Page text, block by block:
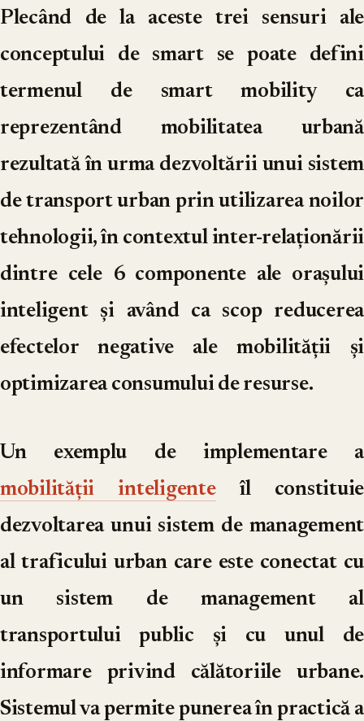
Plecând de la aceste trei sensuri ale
conceptului de smart se poate defini
termenul de smart mobility ca
reprezentând mobilitatea urbană
rezultată în urma dezvoltării unui sistem
de transport urban prin utilizarea noilor
tehnologii, în contextul inter-relaționării
dintre cele 6 componente ale orașului
inteligent și având ca scop reducerea
efectelor negative ale mobilității și
optimizarea consumului de resurse.
Un exemplu de implementare a
mobilității inteligenteîl constituie
dezvoltarea unui sistem de management
al traficului urban care este conectat cu
un sistem de management al
transportului public și cu unul de
informare privind călătoriile urbane.
Sistemul va permite punerea în practică a